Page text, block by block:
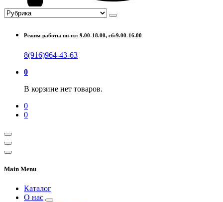
Режим работы пн-пт: 9.00-18.00, сб:9.00-16.00
8(916)964-43-63
0
В корзине нет товаров.
0
0
Main Menu
Каталог
О нас